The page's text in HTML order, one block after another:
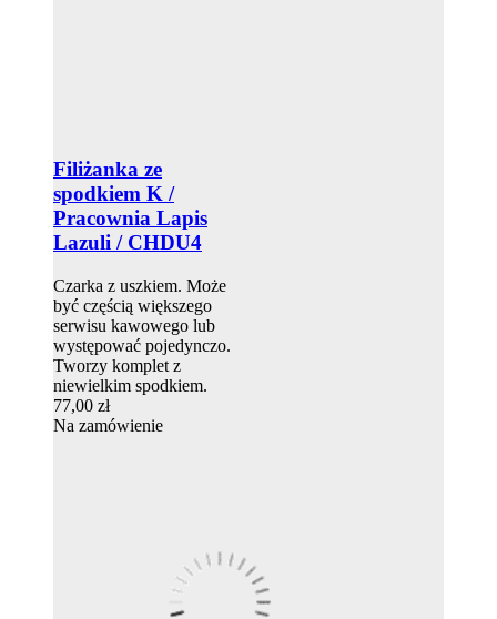
Filiżanka ze
spodkiem K /
Pracownia Lapis
Lazuli / CHDU4
Czarka z uszkiem. Może
być częścią większego
serwisu kawowego lub
występować pojedynczo.
Tworzy komplet z
niewielkim spodkiem.
77,00 zł
Na zamówienie